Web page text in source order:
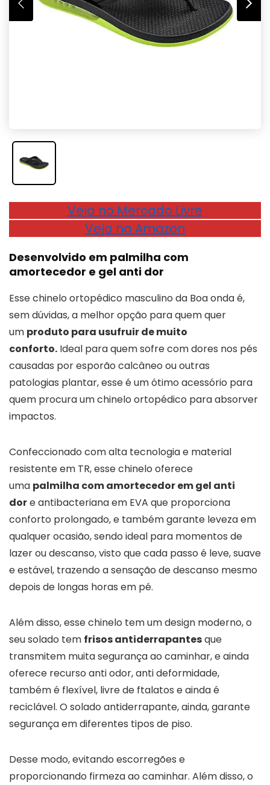
Veja no Mercado Livre
Veja na Amazon
Desenvolvido em palmilha com
amortecedor e gel anti dor
Esse chinelo ortopédico masculino da Boa onda é,
sem dúvidas, a melhor opção para quem quer
um produto para usufruir de muito
conforto. Ideal para quem sofre com dores nos pés
causadas por esporão calcâneo ou outras
patologias plantar, esse é um ótimo acessório para
quem procura um chinelo ortopédico para absorver
impactos.
Confeccionado com alta tecnologia e material
resistente em TR, esse chinelo oferece
uma palmilha com amortecedor em gel anti
dore antibacteriana em EVA que proporciona
conforto prolongado, e também garante leveza em
qualquer ocasião, sendo ideal para momentos de
lazer ou descanso, visto que cada passo é leve, suave
e estável, trazendo a sensação de descanso mesmo
depois de longas horas em pé.
Além disso, esse chinelo tem um design moderno, o
seu solado tem frisos antiderrapantesque
transmitem muita segurança ao caminhar, e ainda
oferece recurso anti odor, anti deformidade,
também é flexível, livre de ftalatos e ainda é
reciclável. O solado antiderrapante, ainda, garante
segurança em diferentes tipos de piso.
Desse modo, evitando escorregões e
proporcionando firmeza ao caminhar. Além disso, o